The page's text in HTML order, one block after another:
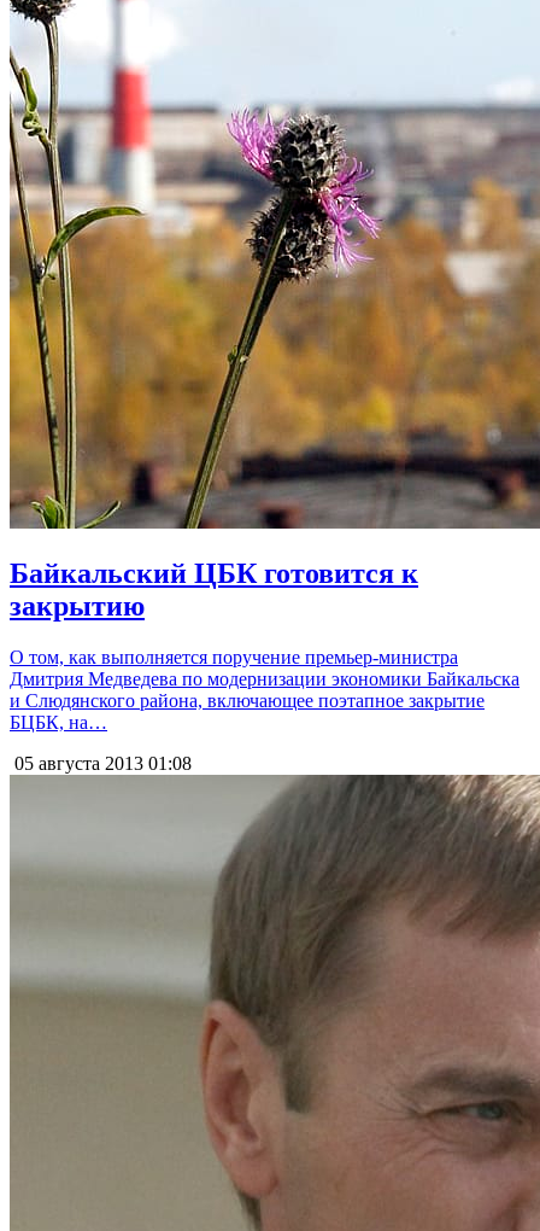
Байкальский ЦБК готовится к
закрытию
О том, как выполняется поручение премьер-министра
Дмитрия Медведева по модернизации экономики Байкальска
и Слюдянского района, включающее поэтапное закрытие
БЦБК, на…
05 августа 2013 01:08